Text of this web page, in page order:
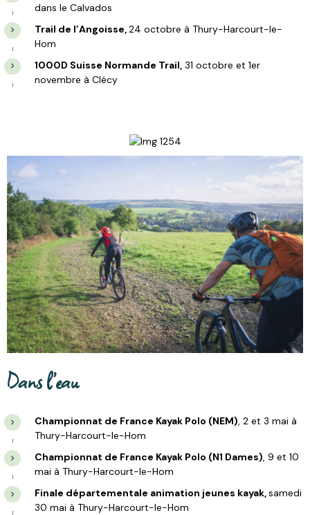
dans le Calvados
Trail de l’Angoisse,24 octobre à Thury-Harcourt-le-
Hom
1000D Suisse Normande Trail, 31 octobre et 1er
novembre à Clécy
Dans l’eau
Championnat de France Kayak Polo (NEM), 2 et 3 mai à
Thury-Harcourt-le-Hom
Championnat de France Kayak Polo (N1 Dames), 9 et 10
mai à Thury-Harcourt-le-Hom
Finale départementale animation jeunes kayak,samedi
30 mai à Thury-Harcourt-le-Hom